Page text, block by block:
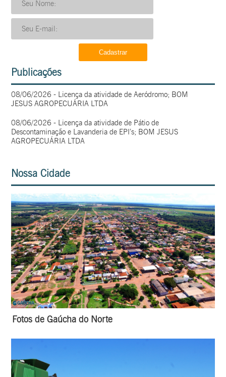
Publicações
08/06/2026 - Licença da atividade de Aeródromo; BOM
JESUS AGROPECUÁRIA LTDA
08/06/2026 - Licença da atividade de Pátio de
Descontaminação e Lavanderia de EPI’s; BOM JESUS
AGROPECUÁRIA LTDA
Nossa Cidade
Fotos de Gaúcha do Norte